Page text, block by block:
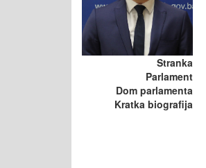
Stranka
Parlament
Dom parlamenta
Kratka biografija